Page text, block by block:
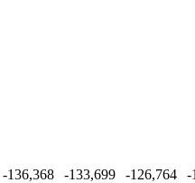
-136,368 -133,699 -126,764 -